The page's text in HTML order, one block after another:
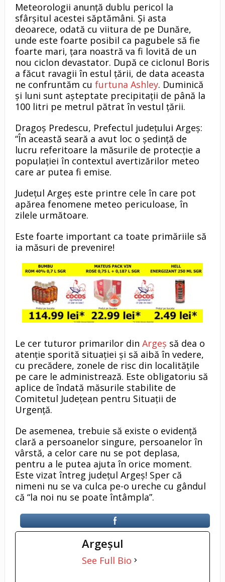
Meteorologii anunță dublu pericol la
sfârșitul acestei săptămâni. Și asta
deoarece, odată cu viitura de pe Dunăre,
unde este foarte posibil ca pagubele să fie
foarte mari, țara noastră va fi lovită de un
nou ciclon devastator. După ce ciclonul Boris
a făcut ravagii în estul țării, de data aceasta
ne confruntăm cu furtuna Ashley. Duminică
și luni sunt așteptate precipitații de până la
100 litri pe metrul pătrat în vestul țării.
Dragoș Predescu, Prefectul județului Argeș:
“În această seară a avut loc o ședință de
lucru referitoare la măsurile de protecție a
populației în contextul avertizărilor meteo
care ar putea fi emise.
Județul Argeș este printre cele în care pot
apărea fenomene meteo periculoase, în
zilele următoare.
Este foarte important ca toate primăriile să
ia măsuri de prevenire!
Le cer tuturor primarilor din Argeș să dea o
atenție sporită situației și să aibă în vedere,
cu precădere, zonele de risc din localitățile
pe care le administrează. Este obligatoriu să
aplice de îndată măsurile stabilite de
Comitetul Județean pentru Situații de
Urgență.
De asemenea, trebuie să existe o evidență
clară a persoanelor singure, persoanelor în
vârstă, a celor care nu se pot deplasa,
pentru a le putea ajuta în orice moment.
Este vizat întreg județul Argeș! Sper că
nimeni nu se va culca pe-o ureche cu gândul
că “la noi nu se poate întâmpla”.
Argeşul
See Full Bio